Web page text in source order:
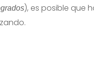
), es posible que